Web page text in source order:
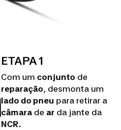
ETAPA 1
Com um conjunto de
reparação, desmonta um
lado do pneu para retirar a
câmarade ar da jante da
NCR.